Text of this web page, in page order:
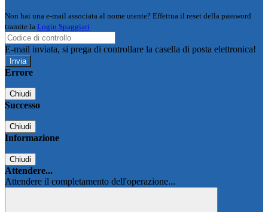
Non hai una e-mail associata al nome utente? Effettua il reset della password
tramite la Login Spaggiari
E-mail inviata, si prega di controllare la casella di posta elettronica!
Errore
Chiudi
Successo
Chiudi
Informazione
Chiudi
Attendere...
Attendere il completamento dell'operazione...